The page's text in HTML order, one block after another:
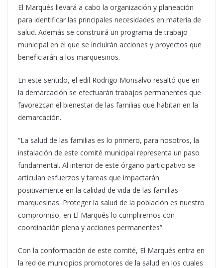
El Marqués llevará a cabo la organización y planeación
para identificar las principales necesidades en materia de
salud. Además se construirá un programa de trabajo
municipal en el que se incluirán acciones y proyectos que
beneficiarán a los marquesinos.
En este sentido, el edil Rodrigo Monsalvo resaltó que en
la demarcación se efectuarán trabajos permanentes que
favorezcan el bienestar de las familias que habitan en la
demarcación.
“La salud de las familias es lo primero, para nosotros, la
instalación de este comité municipal representa un paso
fundamental. Al interior de este órgano participativo se
articulan esfuerzos y tareas que impactarán
positivamente en la calidad de vida de las familias
marquesinas. Proteger la salud de la población es nuestro
compromiso, en El Marqués lo cumpliremos con
coordinación plena y acciones permanentes”.
Con la conformación de este comité, El Marqués entra en
la red de municipios promotores de la salud en los cuales